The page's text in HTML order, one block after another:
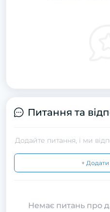
Питання та
Додайте питання, і ми
+
Немає питань про